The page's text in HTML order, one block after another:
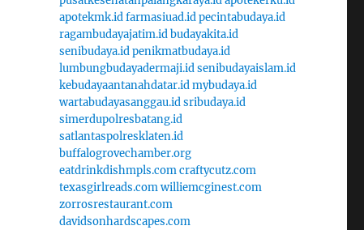
apotekmk.idfarmasiuad.idpecintabudaya.id
ragambudayajatim.idbudayakita.id
senibudaya.idpenikmatbudaya.id
lumbungbudayadermaji.idsenibudayaislam.id
kebudayaantanahdatar.idmybudaya.id
wartabudayasanggau.idsribudaya.id
simerdupolresbatang.id
satlantaspolresklaten.id
buffalogrovechamber.org
eatdrinkdishmpls.comcraftycutz.com
texasgirlreads.comwilliemcginest.com
zorrosrestaurant.com
davidsonhardscapes.com